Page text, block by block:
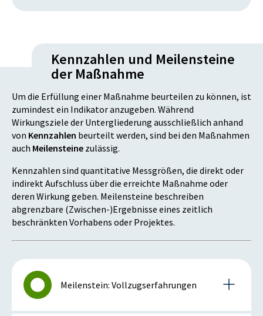
Kennzahlen und Meilensteine
der Maßnahme
Um die Erfüllung einer Maßnahme beurteilen zu können, ist
zumindest ein Indikator anzugeben. Während
Wirkungsziele der Untergliederung ausschließlich anhand
von Kennzahlen beurteilt werden, sind bei den Maßnahmen
auch Meilensteine zulässig.
Kennzahlen sind quantitative Messgrößen, die direkt oder
indirekt Aufschluss über die erreichte Maßnahme oder
deren Wirkung geben. Meilensteine beschreiben
abgrenzbare (Zwischen-)Ergebnisse eines zeitlich
beschränkten Vorhabens oder Projektes.
Meilenstein: Vollzugserfahrungen